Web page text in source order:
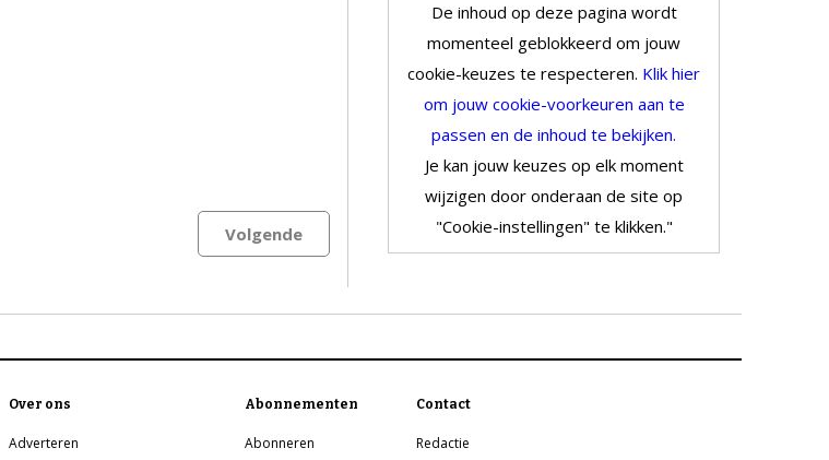
Volgende
De inhoud op deze pagina wordt
momenteel geblokkeerd om jouw
cookie-keuzes te respecteren. Klik hier
om jouw cookie-voorkeuren aan te
passen en de inhoud te bekijken.
Je kan jouw keuzes op elk moment
wijzigen door onderaan de site op
"Cookie-instellingen" te klikken."
Over ons
Adverteren
Abonnementen
Abonneren
Contact
Redactie